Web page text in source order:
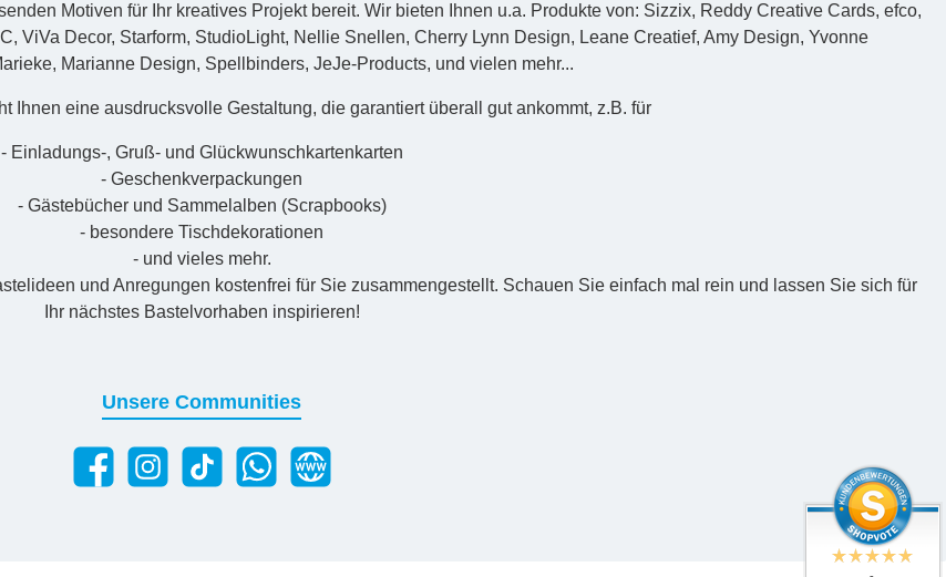
Motiven für Ihr kreatives Projekt bereit. Wir bieten Ihnen u.a. Produkte von: Sizzix, Reddy Creative Cards, efco,
ViVa Decor, Starform, StudioLight, Nellie Snellen, Cherry Lynn Design, Leane Creatief, Amy Design, Yvonne
Marianne Design, Spellbinders, JeJe-Products, und vielen mehr...
Ihnen eine ausdrucksvolle Gestaltung, die garantiert überall gut ankommt, z.B. für
- Einladungs-, Gruß- und Glückwunschkartenkarten
- Geschenkverpackungen
- Gästebücher und Sammelalben (Scrapbooks)
- besondere Tischdekorationen
- und vieles mehr.
und Anregungen kostenfrei für Sie zusammengestellt. Schauen Sie einfach mal rein und lassen Sie sich für
Ihr nächstes Bastelvorhaben inspirieren!
Unsere Communities